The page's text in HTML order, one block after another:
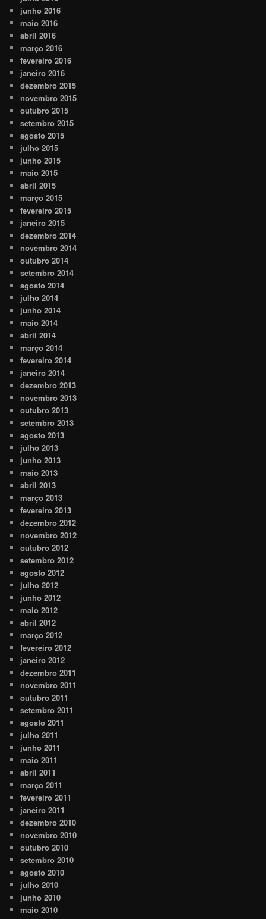
junho 2016
maio 2016
abril 2016
março 2016
fevereiro 2016
janeiro 2016
dezembro 2015
novembro 2015
outubro 2015
setembro 2015
agosto 2015
julho 2015
junho 2015
maio 2015
abril 2015
março 2015
fevereiro 2015
janeiro 2015
dezembro 2014
novembro 2014
outubro 2014
setembro 2014
agosto 2014
julho 2014
junho 2014
maio 2014
abril 2014
março 2014
fevereiro 2014
janeiro 2014
dezembro 2013
novembro 2013
outubro 2013
setembro 2013
agosto 2013
julho 2013
junho 2013
maio 2013
abril 2013
março 2013
fevereiro 2013
dezembro 2012
novembro 2012
outubro 2012
setembro 2012
agosto 2012
julho 2012
junho 2012
maio 2012
abril 2012
março 2012
fevereiro 2012
janeiro 2012
dezembro 2011
novembro 2011
outubro 2011
setembro 2011
agosto 2011
julho 2011
junho 2011
maio 2011
abril 2011
março 2011
fevereiro 2011
janeiro 2011
dezembro 2010
novembro 2010
outubro 2010
setembro 2010
agosto 2010
julho 2010
junho 2010
maio 2010